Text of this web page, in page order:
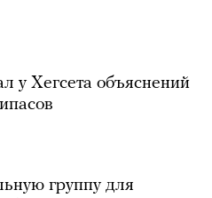
у Хегсета объяснений
группу для